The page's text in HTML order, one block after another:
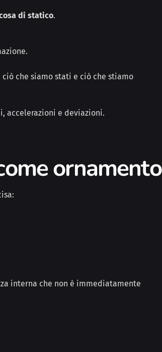
di statico.
che siamo stati e ciò che stiamo
accelerazioni e deviazioni.
ornamento
interna che non è immediatamente